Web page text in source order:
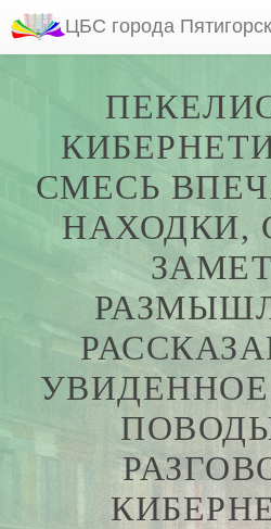
ЦБС города
СМЕСЬ
НАХОДКИ,
УВИДЕННОЕ